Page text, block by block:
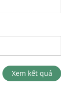
Xem kết quả